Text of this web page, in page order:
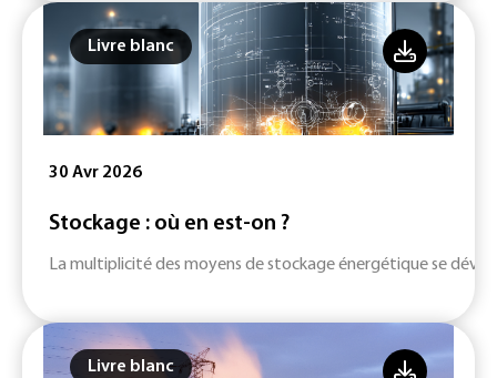
Livre blanc
30 Avr 2026
Stockage : où en est-on ?
La multiplicité des moyens de stockage énergétique se
Livre blanc